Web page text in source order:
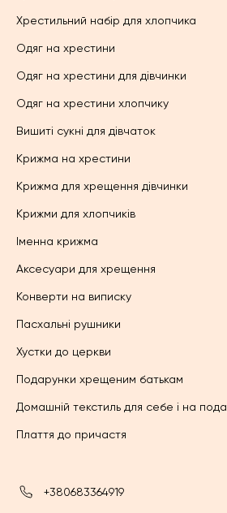
Хрестильний набір для хлопчика
Одяг на хрестини
Одяг на хрестини для дівчинки
Одяг на хрестини хлопчику
Вишиті сукні для дівчаток
Крижма на хрестини
Крижма для хрещення дівчинки
Крижми для хлопчиків
Іменна крижма
Аксесуари для хрещення
Конверти на виписку
Пасхальні рушники
Хустки до церкви
Подарунки хрещеним батькам
Домашній текстиль для себе і на
Плаття до причастя
+380683364919